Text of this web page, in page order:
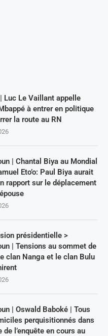
Luc Le Vaillant appelle
à entrer en politique
la route au RN
| Chantal Biya au Mondial
Eto’o: Paul Biya aurait
rapport sur le déplacement
présidentielle >
| Tensions au sommet de
clan Nanga et le clan Bulu
| Oswald Baboké | Tous
perquisitionnés dans
de l’enquête en cours au